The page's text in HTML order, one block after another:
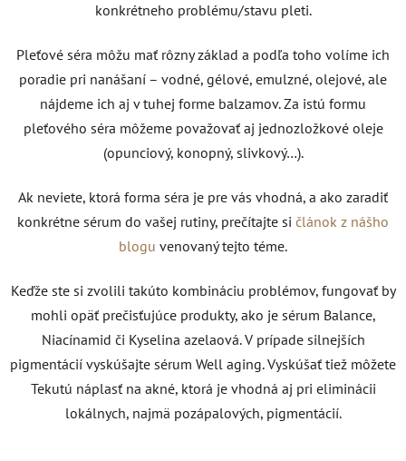
konkrétneho problému/stavu pleti.
Pleťové séra môžu mať rôzny základ a podľa toho volíme ich
poradie pri nanášaní – vodné, gélové, emulzné, olejové, ale
nájdeme ich aj v tuhej forme balzamov. Za istú formu
pleťového séra môžeme považovať aj jednozložkové oleje
(opunciový, konopný, slivkový…).
Ak neviete, ktorá forma séra je pre vás vhodná, a ako zaradiť
konkrétne sérum do vašej rutiny, prečítajte si článok z nášho
blogu venovaný tejto téme.
Keďže ste si zvolili takúto kombináciu problémov, fungovať by
mohli opäť prečisťujúce produkty, ako je sérum Balance,
Niacínamid či Kyselina azelaová. V prípade silnejších
pigmentácií vyskúšajte sérum Well aging.Vyskúšať tiež môžete
Tekutú náplasť na akné, ktorá je vhodná aj pri eliminácii
lokálnych, najmä pozápalových, pigmentácií.